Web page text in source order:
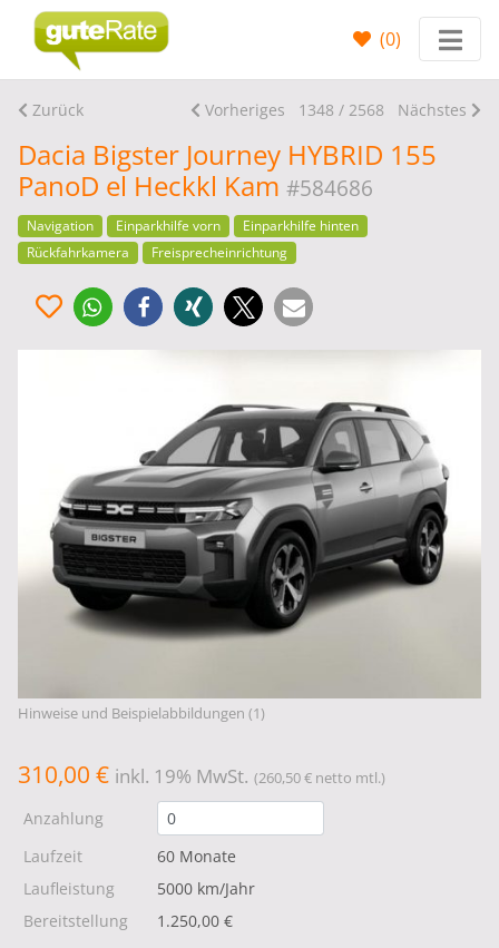
(0)
Zurück Vorheriges 1348 / 2568 Nächstes
Dacia Bigster Journey HYBRID 155
PanoD el Heckkl Kam #584686
Navigation Einparkhilfe vorn
Einparkhilfe hinten
Rückfahrkamera
Freisprecheinrichtung
Hinweise und Beispielabbildungen (1)
310,00 € inkl. 19% MwSt. (260,50 € netto mtl.)
Anzahlung
Laufzeit
60 Monate
Laufleistung
5000 km/Jahr
Bereitstellung
1.250,00 €